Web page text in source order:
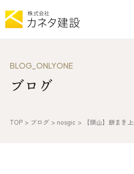
イベント情報
BLOG_ONLYONE
ブログ
TOP > ブログ > nosgic > 【頭山】餅まき